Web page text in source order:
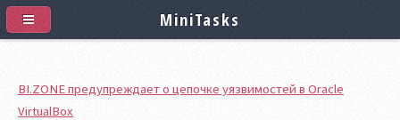
BI.ZONE предупреждает о цепочке уязвимостей в Oracle
VirtualBox
MiniTasks